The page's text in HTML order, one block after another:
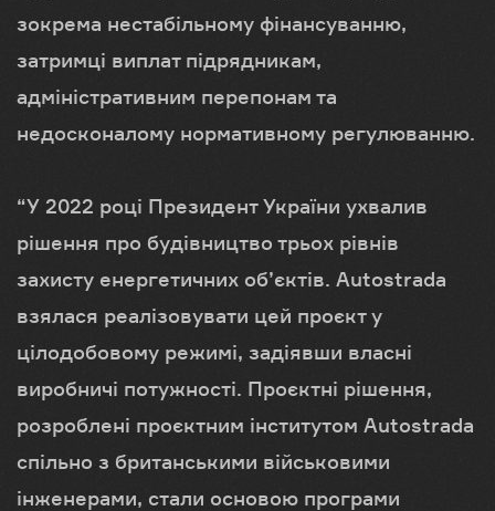
зокрема нестабільному фінансуванню,
затримці виплат підрядникам,
адміністративним перепонам та
недосконалому нормативному регулюванню.
“У 2022 році Президент України ухвалив
рішення про будівництво трьох рівнів
захисту енергетичних об’єктів. Autostrada
взялася реалізовувати цей проєкт у
цілодобовому режимі, задіявши власні
виробничі потужності. Проєктні рішення,
розроблені проєктним інститутом Autostrada
спільно з британськими військовими
інженерами, стали основою програми